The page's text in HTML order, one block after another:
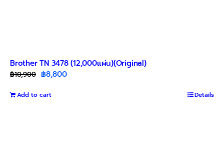
Brother TN 3478 (12,000แผ่น)(Original)
฿10,900 Original
was:
฿8,800Current
Add to cart Details